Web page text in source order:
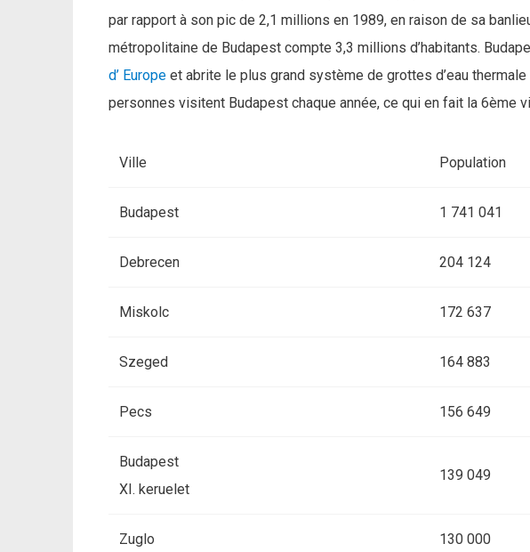
par rapport à son pic de 2,1 millions en 1989, en raison de sa
métropolitaine de Budapest compte 3,3 millions d’habitants.
d’ Europe et abrite le plus grand système de grottes d’eau
personnes visitent Budapest chaque année, ce qui en fait la 6ème
Ville Population
Budapest 1 741 041
Debrecen 204 124
Miskolc 172 637
Szeged 164 883
Pecs 156 649
Budapest
XI. keruelet
139 049
Zuglo 130 000